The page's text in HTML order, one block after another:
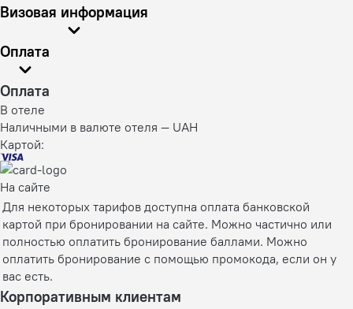
Визовая информация
Оплата
Оплата
В отеле
Наличными в валюте отеля — UAH
Картой:
На сайте
Для некоторых тарифов доступна оплата банковской
картой при бронировании на сайте. Можно частично или
полностью оплатить бронирование баллами. Можно
оплатить бронирование с помощью промокода, если он у
вас есть.
Корпоративным клиентам